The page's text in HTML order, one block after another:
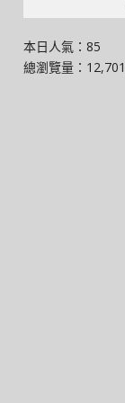
本日人氣：85
總瀏覽量：